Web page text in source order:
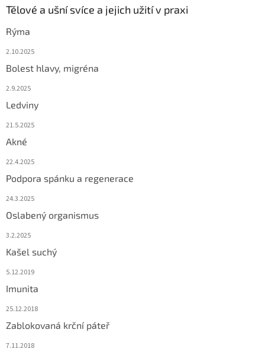
Tělové a ušní svíce a jejich užití v praxi
Rýma
2.10.2025
Bolest hlavy, migréna
2.9.2025
Ledviny
21.5.2025
Akné
22.4.2025
Podpora spánku a regenerace
24.3.2025
Oslabený organismus
3.2.2025
Kašel suchý
5.12.2019
Imunita
25.12.2018
Zablokovaná krční páteř
7.11.2018